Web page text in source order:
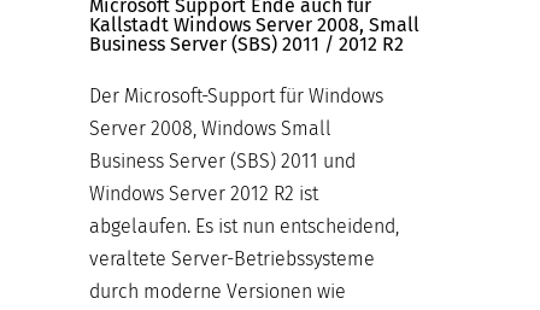
Microsoft Support Ende auch für
Kallstadt Windows Server 2008, Small
Business Server (SBS) 2011 / 2012 R2
Der Microsoft-Support für Windows
Server 2008, Windows Small
Business Server (SBS) 2011 und
Windows Server 2012 R2 ist
abgelaufen. Es ist nun entscheidend,
veraltete Server-Betriebssysteme
durch moderne Versionen wie